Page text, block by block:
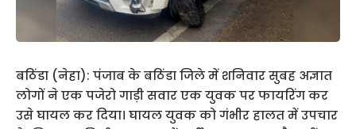
बठिंडा (नेहा): पंजाब के बठिंडा जिले में शनिवार सुबह अज्ञात
लोगों ने एक पजेरो गाड़ी सवार एक युवक पर फायरिंग कर
उसे घायल कर दिया। घायल युवक को गंभीर हालत में उपचार